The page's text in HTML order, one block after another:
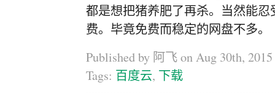
都是想把猪养肥了再杀。当然能
费。毕竟免费而稳定的网盘不多。
Published by 阿飞 onAug 30th,
Tags: 百度云, 下载